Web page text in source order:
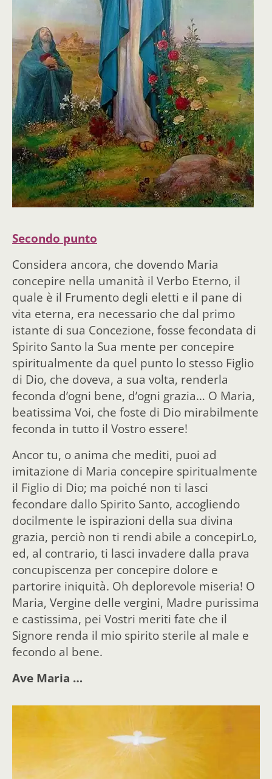
Secondo punto
Considera ancora, che dovendo Maria
concepire nella umanità il Verbo Eterno, il
quale è il Frumento degli eletti e il pane di
vita eterna, era necessario che dal primo
istante di sua Concezione, fosse fecondata di
Spirito Santo la Sua mente per concepire
spiritualmente da quel punto lo stesso Figlio
di Dio, che doveva, a sua volta, renderla
feconda d’ogni bene, d’ogni grazia… O Maria,
beatissima Voi, che foste di Dio mirabilmente
feconda in tutto il Vostro essere!
Ancor tu, o anima che mediti, puoi ad
imitazione di Maria concepire spiritualmente
il Figlio di Dio; ma poiché non ti lasci
fecondare dallo Spirito Santo, accogliendo
docilmente le ispirazioni della sua divina
grazia, perciò non ti rendi abile a concepirLo,
ed, al contrario, ti lasci invadere dalla prava
concupiscenza per concepire dolore e
partorire iniquità. Oh deplorevole miseria! O
Maria, Vergine delle vergini, Madre purissima
e castissima, pei Vostri meriti fate che il
Signore renda il mio spirito sterile al male e
fecondo al bene.
Ave Maria …